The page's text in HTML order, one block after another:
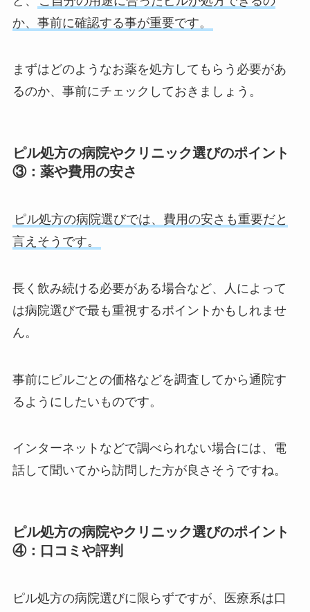
か、事前に確認する事が重要です。
まずはどのようなお薬を処方してもらう必要があ
るのか、事前にチェックしておきましょう。
ピル処方の病院やクリニック選びのポイント
③：薬や費用の安さ
ピル処方の病院選びでは、費用の安さも重要だと
言えそうです。
長く飲み続ける必要がある場合など、人によって
は病院選びで最も重視するポイントかもしれませ
ん。
事前にピルごとの価格などを調査してから通院す
るようにしたいものです。
インターネットなどで調べられない場合には、電
話して聞いてから訪問した方が良さそうですね。
ピル処方の病院やクリニック選びのポイント
④：口コミや評判
ピル処方の病院選びに限らずですが、医療系は口